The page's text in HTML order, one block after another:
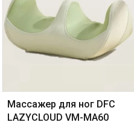
Массажер для ног DFC
LAZYCLOUD VM-MA60